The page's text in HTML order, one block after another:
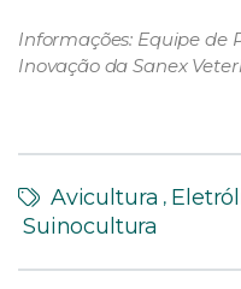
Informações: Equipe de
Inovação da Sanex
Avicultura ,
Suinocultura